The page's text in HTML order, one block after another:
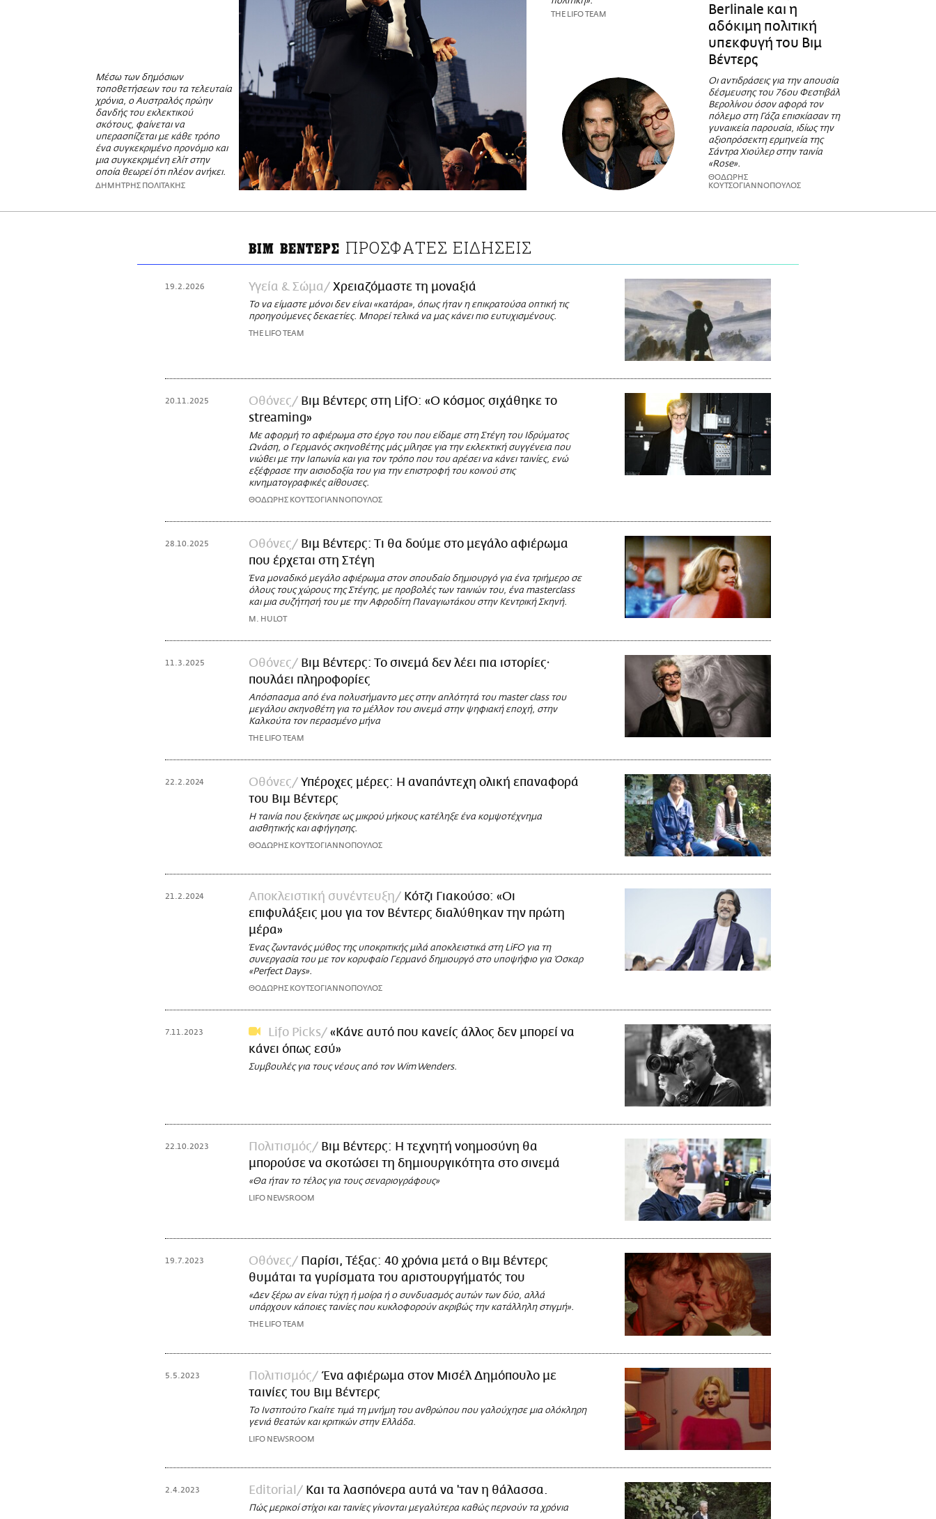
Μέσω των δημόσιων
τοποθετήσεων του τα τελευταία
χρόνια, ο Αυστραλός πρώην
δανδής του εκλεκτικού
σκότους, φαίνεται να
υπερασπίζεται με κάθε τρόπο
ένα συγκεκριμένο προνόμιο και
μια συγκεκριμένη ελίτ στην
οποία θεωρεί ότι πλέον ανήκει.
ΔΗΜΗΤΡΗΣ ΠΟΛΙΤΑΚΗΣ
THE LIFO TEAM
Berlinale και η
αδόκιμη πολιτική
υπεκφυγή του Βιμ
Βέντερς
Οι αντιδράσεις για την απουσία
δέσμευσης του 76oυ Φεστιβάλ
Βερολίνου όσον αφορά τον
πόλεμο στη Γάζα επισκίασαν τη
γυναικεία παρουσία, ιδίως την
αξιοπρόσεκτη ερμηνεία της
Σάντρα Χιούλερ στην ταινία
«Rose».
ΘΟΔΩΡΗΣ
ΚΟΥΤΣΟΓΙΑΝΝΟΠΟΥΛΟΣ
ΒΙΜ ΒΕΝΤΕΡΣ ΠΡΟΣΦΑΤΕΣ ΕΙΔΗΣΕΙΣ
19.2.2026 Υγεία & Σώμα Χρειαζόμαστε τη μοναξιά
Το να είμαστε μόνοι δεν είναι «κατάρα», όπως ήταν η επικρατούσα οπτική τις
προηγούμενες δεκαετίες. Μπορεί τελικά να μας κάνει πιο ευτυχισμένους.
THE LIFO TEAM
20.11.2025 Οθόνες
Βιμ Βέντερς στη LifO: «O κόσμος σιχάθηκε το
streaming»
Με αφορμή το αφιέρωμα στο έργο του που είδαμε στη Στέγη του Ιδρύματος
Ωνάση, ο Γερμανός σκηνοθέτης μάς μίλησε για την εκλεκτική συγγένεια που
νιώθει με την Ιαπωνία και για τον τρόπο που του αρέσει να κάνει ταινίες, ενώ
εξέφρασε την αισιοδοξία του για την επιστροφή του κοινού στις
κινηματογραφικές αίθουσες.
ΘΟΔΩΡΗΣ ΚΟΥΤΣΟΓΙΑΝΝΟΠΟΥΛΟΣ
28.10.2025 Οθόνες
Βιμ Βέντερς: Τι θα δούμε στο μεγάλο αφιέρωμα
που έρχεται στη Στέγη
Ένα μοναδικό μεγάλο αφιέρωμα στον σπουδαίο δημιουργό για ένα τριήμερο σε
όλους τους χώρους της Στέγης, με προβολές των ταινιών του, ένα masterclass
και μια συζήτησή του με την Αφροδίτη Παναγιωτάκου στην Κεντρική Σκηνή.
M. HULOT
11.3.2025 Οθόνες
Βιμ Βέντερς: Το σινεμά δεν λέει πια ιστορίες·
πουλάει πληροφορίες
Απόσπασμα από ένα πολυσήμαντο μες στην απλότητά του master class του
μεγάλου σκηνοθέτη για το μέλλον του σινεμά στην ψηφιακή εποχή, στην
Καλκούτα τον περασμένο μήνα
THE LIFO TEAM
22.2.2024 Οθόνες
Υπέροχες μέρες: Η αναπάντεχη ολική επαναφορά
του Βιμ Βέντερς
Η ταινία που ξεκίνησε ως μικρού μήκους κατέληξε ένα κομψοτέχνημα
αισθητικής και αφήγησης.
ΘΟΔΩΡΗΣ ΚΟΥΤΣΟΓΙΑΝΝΟΠΟΥΛΟΣ
21.2.2024 Αποκλειστική συνέντευξη
Κότζι Γιακούσο: «Οι
επιφυλάξεις μου για τον Βέντερς διαλύθηκαν την πρώτη
μέρα»
Ένας ζωντανός μύθος της υποκριτικής μιλά αποκλειστικά στη LiFO για τη
συνεργασία του με τον κορυφαίο Γερμανό δημιουργό στο υποψήφιο για Όσκαρ
«Perfect Days».
ΘΟΔΩΡΗΣ ΚΟΥΤΣΟΓΙΑΝΝΟΠΟΥΛΟΣ
7.11.2023 Lifo Picks
«Κάνε αυτό που κανείς άλλος δεν μπορεί να
κάνει όπως εσύ»
Συμβουλές για τους νέους από τον Wim Wenders.
22.10.2023 Πολιτισμός
Βιμ Βέντερς: Η τεχνητή νοημοσύνη θα
μπορούσε να σκοτώσει τη δημιουργικότητα στο σινεμά
«Θα ήταν το τέλος για τους σεναριογράφους»
LIFO NEWSROOM
19.7.2023 Οθόνες
Παρίσι, Τέξας: 40 χρόνια μετά ο Βιμ Βέντερς
θυμάται τα γυρίσματα του αριστουργήματός του
«Δεν ξέρω αν είναι τύχη ή μοίρα ή ο συνδυασμός αυτών των δύο, αλλά
υπάρχουν κάποιες ταινίες που κυκλοφορούν ακριβώς την κατάλληλη στιγμή».
THE LIFO TEAM
5.5.2023 Πολιτισμός
Ένα αφιέρωμα στον Μισέλ Δημόπουλο με
ταινίες του Βιμ Βέντερς
Το Ινστιτούτο Γκαίτε τιμά τη μνήμη του ανθρώπου που γαλούχησε μια ολόκληρη
γενιά θεατών και κριτικών στην Ελλάδα.
LIFO NEWSROOM
2.4.2023 Εditorial Και τα λασπόνερα αυτά να 'ταν η θάλασσα.
Πώς μερικοί στίχοι και ταινίες γίνονται μεγαλύτερα καθώς περνούν τα χρόνια